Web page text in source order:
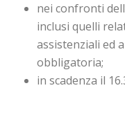
nei confronti
inclusi quelli
assistenziali ed
obbligatoria;
in scadenza il